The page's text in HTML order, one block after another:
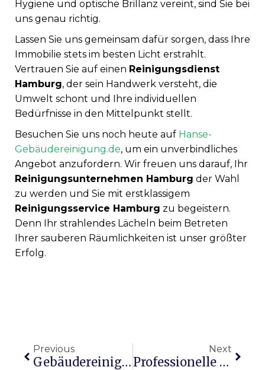
Hygiene und optische Brillanz vereint, sind Sie bei
uns genau richtig.
Lassen Sie uns gemeinsam dafür sorgen, dass Ihre
Immobilie stets im besten Licht erstrahlt.
Vertrauen Sie auf einen Reinigungsdienst
Hamburg, der sein Handwerk versteht, die
Umwelt schont und Ihre individuellen
Bedürfnisse in den Mittelpunkt stellt.
Besuchen Sie uns noch heute auf Hanse-
Gebäudereinigung.de, um ein unverbindliches
Angebot anzufordern. Wir freuen uns darauf, Ihr
Reinigungsunternehmen Hamburg der Wahl
zu werden und Sie mit erstklassigem
Reinigungsservice Hamburg zu begeistern.
Denn Ihr strahlendes Lächeln beim Betreten
Ihrer sauberen Räumlichkeiten ist unser größter
Erfolg.
Previous
Gebäudereinigung Hamburg – Professionelle Sauberkeit Für Höchste Ansprüche
Next
Professionelle Baureinigung Hamburg: Ihr Experte Für Saubere Baustellen